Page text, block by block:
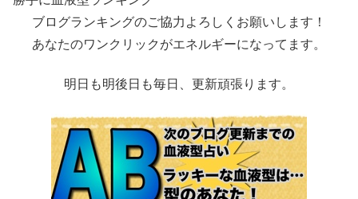
ブログランキングのご協力よろしくお願いします！
あなたのワンクリックがエネルギーになってます。
明日も明後日も毎日、更新頑張ります。